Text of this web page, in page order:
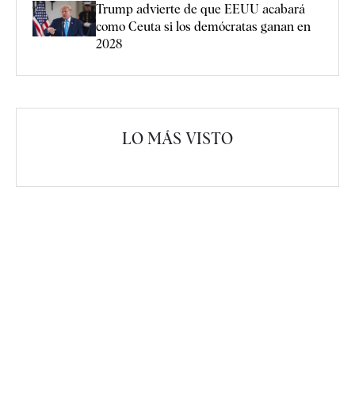
Trump advierte de que EEUU acabará
como Ceuta si los demócratas ganan en
2028
LO MÁS VISTO